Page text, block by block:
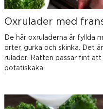
Oxrulader med
De här oxruladerna är fyllda
örter, gurka och skinka. Det
rulader. Rätten passar fint
potatiskaka.